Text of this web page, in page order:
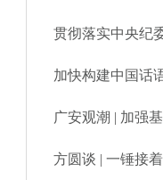
贯彻落实中央纪
加快构建中国话
广安观潮 | 加强
方圆谈 | 一锤接